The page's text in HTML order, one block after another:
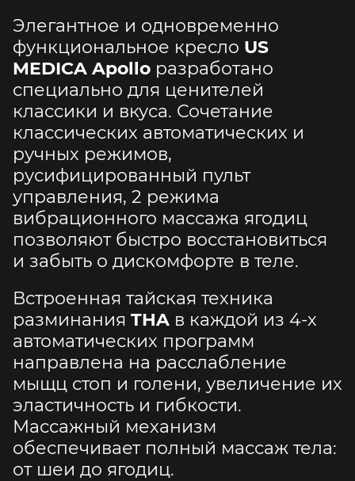
Элегантное и одновременно
функциональное кресло US
MEDICA Apollo разработано
специально для ценителей
классики и вкуса. Сочетание
классических автоматических и
ручных режимов,
русифицированный пульт
управления, 2 режима
вибрационного массажа ягодиц
позволяют быстро восстановиться
и забыть о дискомфорте в теле.
Встроенная тайская техника
разминания THA в каждой из 4-х
автоматических программ
направлена на расслабление
мыщц стоп и голени, увеличение их
эластичность и гибкости.
Массажный механизм
обеспечивает полный массаж тела:
от шеи до ягодиц.